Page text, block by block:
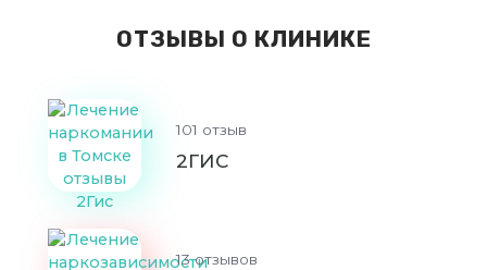
ОТЗЫВЫ О КЛИНИКЕ
101 отзыв
2ГИС
13 отзывов